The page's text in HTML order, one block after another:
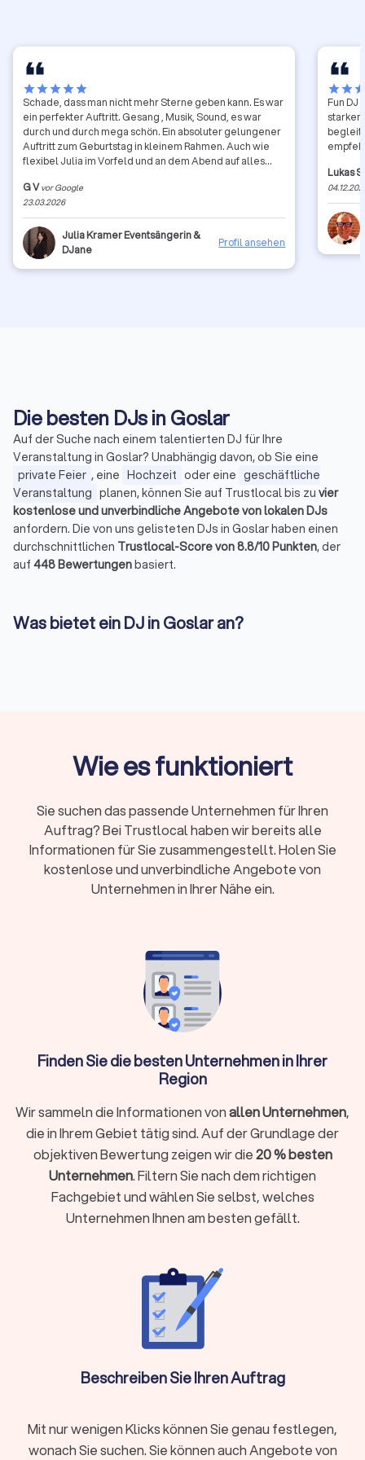
starstarstarstarstar
Schade, dass man nicht mehr Sterne geben kann. Es war
ein perfekter Auftritt. Gesang , Musik, Sound, es war
durch und durch mega schön. Ein absoluter gelungener
Auftritt zum Geburtstag in kleinem Rahmen. Auch wie
flexibel Julia im Vorfeld und an dem Abend auf alles
vielen Dank auch von allen Gästen
G V vor Google
23.03.2026
Julia Kramer Eventsängerin &
DJane
Profil ansehen
starstar
Fun DJ
Lukas
Die besten DJs in Goslar
Auf der Suche nach einem talentierten DJ für Ihre
Veranstaltung in Goslar? Unabhängig davon, ob Sie eine
private Feier , eine Hochzeit oder eine geschäftliche
Veranstaltung planen, können Sie auf Trustlocal bis zu vier
kostenlose und unverbindliche Angebote von lokalen DJs
anfordern. Die von uns gelisteten DJs in Goslar haben einen
durchschnittlichen Trustlocal-Score von 8.8/10 Punkten, der
auf 448 Bewertungenbasiert.
Was bietet ein DJ in Goslar an?
→Licht- und Tontechnik
Moderation
individuelle Playlists
Beratung zur Musikplanung
Auf- und Abbau der Ausrüstung
professionelle DJsarbeiten zusätzlich mit Live-
Musikern zusammen oder bieten Entertainment-Extras wie
Fotoboxen
an. Auf Trustlocal finden Sie einen für Sie
passenden professionellen DJ-Service, der Ihre
Veranstaltung mit dem perfekten Soundtrack untermalt und
für die richtige Stimmung sorgt.
Was kostet ein DJ in Goslar?
DJs arbeiten häufig mit Paketpreisen. Das bedeutet, Sie
bezahlen pauschal für einen Auftritt von einer bestimmten
Stundenanzahl, zum Beispiel zwei oder acht Stunden.
DJ-Paketpreise
400 € bis 3.000 €. Im Preis enthalten sind meistens
der Auftritt selbst, grundlegende Ausstattung (z. B.
Tonanlage, Lichttechnik), sowie Auf- und Abbau. Gegen
einen Aufpreis erhalten Sie oft Extras wie ein
Vorgespräch, Nebelmaschinen oder Verlängerung des
sowie der Leistungsumfang ergeben diese große
Preisspanne. Faktoren, die den Leistungsumfang
Wie es funktioniert
Sie suchen das passende Unternehmen für Ihren
Auftrag? Bei Trustlocal haben wir bereits alle
Informationen für Sie zusammengestellt. Holen Sie
kostenlose und unverbindliche Angebote von
Unternehmen in Ihrer Nähe ein.
Finden Sie die besten Unternehmen in Ihrer
Region
Wir sammeln die Informationen vonallen Unternehmen,
die in Ihrem Gebiet tätig sind. Auf der Grundlage der
objektiven Bewertung zeigen wir die20 % besten
Unternehmen. Filtern Sie nach dem richtigen
Fachgebiet und wählen Sie selbst, welches
Unternehmen Ihnen am besten gefällt.
Beschreiben Sie Ihren Auftrag
Mit nur wenigen Klicks können Sie genau festlegen,
wonach Sie suchen. Sie können auch Angebote von